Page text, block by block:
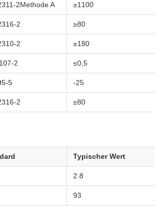
2Methode A ≥1100
2 ≥80
2 ≥180
2 ≤0,5
5 -25
2 ≥80
Typischer Wert
2.8
93